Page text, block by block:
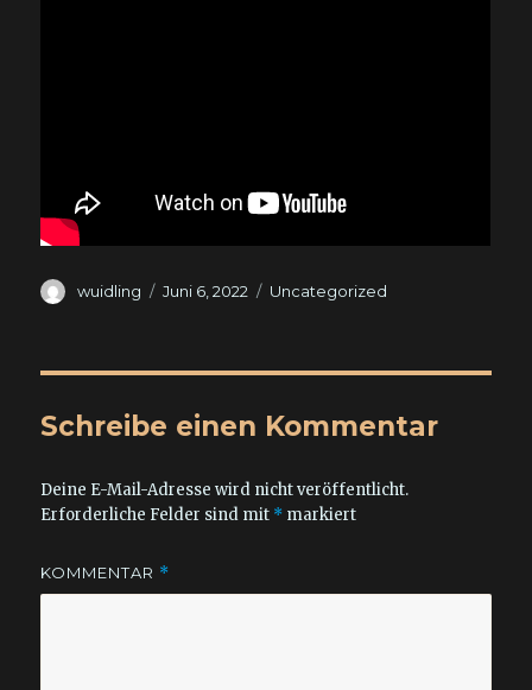
Autor
wuidling
Veröffentlicht
Juni 6, 2022 Kategorien
Uncategorized
Schreibe einen Kommentar
Deine E-Mail-Adresse wird nicht veröffentlicht.
Erforderliche Felder sind mit * markiert
KOMMENTAR *